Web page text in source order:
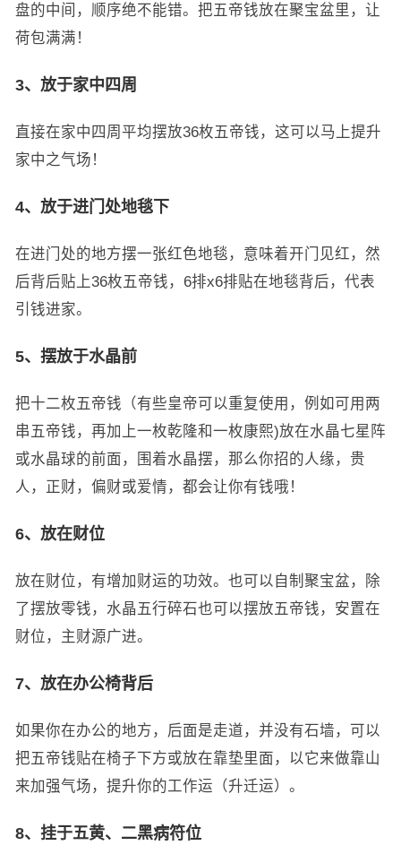
盘的中间，顺序绝不能错。把五帝钱放在聚宝盆里，让
荷包满满！
3、放于家中四周
直接在家中四周平均摆放36枚五帝钱，这可以马上提升
家中之气场！
4、放于进门处地毯下
在进门处的地方摆一张红色地毯，意味着开门见红，然
后背后贴上36枚五帝钱，6排x6排贴在地毯背后，代表
引钱进家。
5、摆放于水晶前
把十二枚五帝钱（有些皇帝可以重复使用，例如可用两
串五帝钱，再加上一枚乾隆和一枚康熙)放在水晶七星阵
或水晶球的前面，围着水晶摆，那么你招的人缘，贵
人，正财，偏财或爱情，都会让你有钱哦！
6、放在财位
放在财位，有增加财运的功效。也可以自制聚宝盆，除
了摆放零钱，水晶五行碎石也可以摆放五帝钱，安置在
财位，主财源广进。
7、放在办公椅背后
如果你在办公的地方，后面是走道，并没有石墙，可以
把五帝钱贴在椅子下方或放在靠垫里面，以它来做靠山
来加强气场，提升你的工作运（升迁运）。
8、挂于五黄、二黑病符位